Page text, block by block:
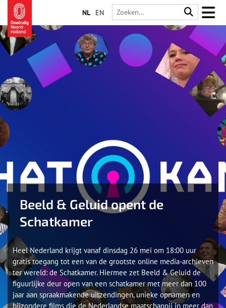
NL EN
Beeld & Geluid opent de
Schatkamer
Heel Nederland krijgt vanaf dinsdag 26 mei om 18:00 uur
gratis toegang tot een van de grootste online media-archieven
ter wereld: de Schatkamer. Hiermee zet Beeld & Geluid de
figuurlijke deur open van een schatkamer met meer dan 100
jaar aan spraakmakende uitzendingen, unieke opnamen en
bijzondere films die de Nederlandse maatschappij in meer dan